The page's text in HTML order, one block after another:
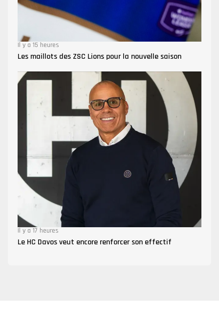
Il y a 15 heures
Les maillots des ZSC Lions pour la nouvelle saison
Il y a 17 heures
Le HC Davos veut encore renforcer son effectif